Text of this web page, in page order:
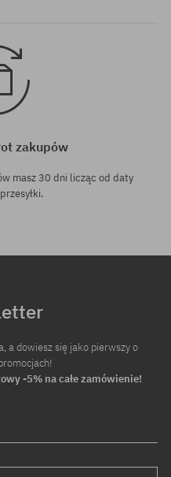
zakupów
masz 30 dni licząc od daty
a dowiesz się jako pierwszy o
-5% na całe zamówienie!